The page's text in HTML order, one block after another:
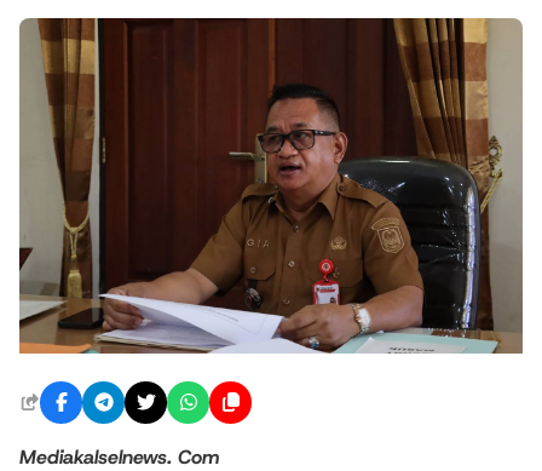
Mediakalselnews. Com